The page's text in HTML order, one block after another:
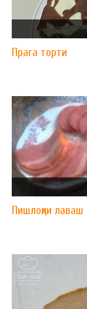
Прага торти
Пишлоқли лаваш